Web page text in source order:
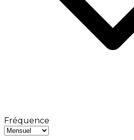
Fréquence